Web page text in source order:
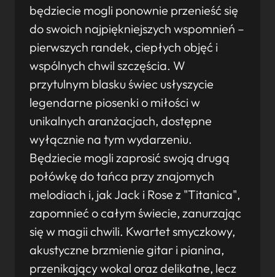
będziecie mogli ponownie przenieść się
do swoich najpiękniejszych wspomnień –
pierwszych randek, ciepłych objęć i
wspólnych chwil szczęścia. W
przytulnym blasku świec usłyszycie
legendarne piosenki o miłości w
unikalnych aranżacjach, dostępne
wyłącznie na tym wydarzeniu.
Będziecie mogli zaprosić swoją drugą
połówkę do tańca przy znajomych
melodiach i, jak Jack i Rose z "Titanica",
zapomnieć o całym świecie, zanurzając
się w magii chwili. Kwartet smyczkowy,
akustyczne brzmienie gitar i pianina,
przenikający wokal oraz delikatne, lecz